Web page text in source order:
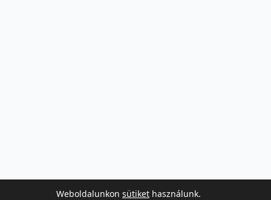
Weboldalunkon sütiket használunk.